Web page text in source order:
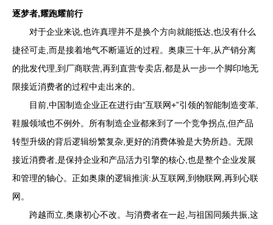
逐梦者,耀跑耀前行
对于企业来说,也许真理并不是换个方向就能抵达,也没有什么
捷径可走,而是接着地气不断逼近的过程。奥康三十年,从产销分离
的批发代理,到厂商联营,再到直营专卖店,都是从一步一个脚印地无
限接近消费者的过程中走出来的。
目前,中国制造企业正在进行由“互联网+”引领的智能制造变革,
鞋服领域也不例外。所有制造企业都来到了一个竞争拐点,但产品
转型升级的背后逻辑纷繁复杂,更好的消费体验是大势所趋。无限
接近消费者,是保持企业和产品活力引擎的核心,也是整个企业发展
和管理的轴心。正如奥康的逻辑推演:从互联网,到物联网,再到心联
网。
跨越而立,奥康初心不改。与消费者在一起,与祖国同频共振,这